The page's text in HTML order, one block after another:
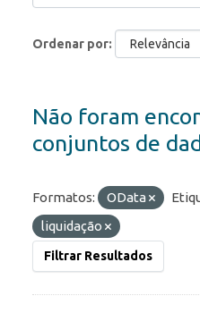
Ordenar por
Não foram
conjuntos de
Formatos: OData
liquidação
Filtrar Resultados